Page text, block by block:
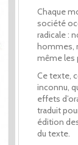
Chaque
société
radicale :
hommes,
même les
Ce texte,
inconnu,
effets
traduit
édition
du texte.